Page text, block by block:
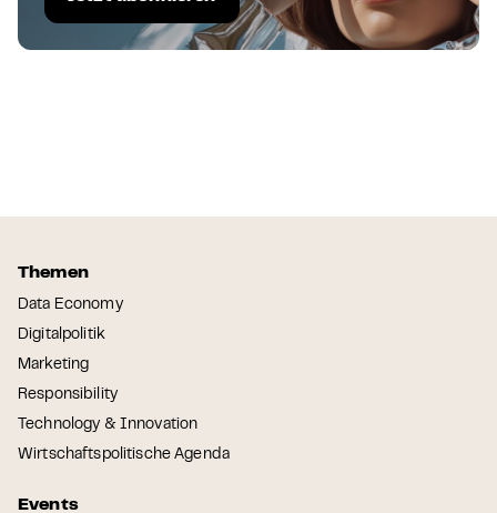
Themen
Data Economy
Digitalpolitik
Marketing
Responsibility
Technology & Innovation
Wirtschaftspolitische Agenda
Events